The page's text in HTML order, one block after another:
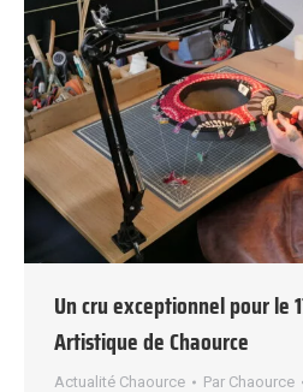
Un cru exceptionnel pour le
Artistique de Chaource
Actualité Chaource Par Chaource